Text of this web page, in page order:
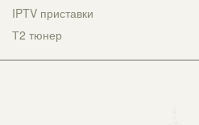
IPTV приставки
Т2 тюнер